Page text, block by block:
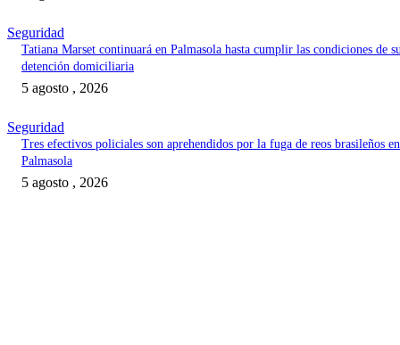
Seguridad
Tatiana Marset continuará en Palmasola hasta cumplir las condiciones de
detención domiciliaria
5 agosto , 2026
Seguridad
Tres efectivos policiales son aprehendidos por la fuga de reos brasileños en
Palmasola
5 agosto , 2026